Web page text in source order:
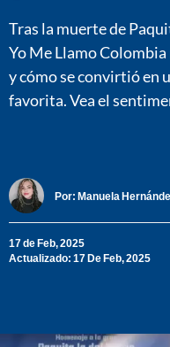
Tras la muerte de
Yo Me Llamo
y cómo se convirtió en
favorita. Vea el
Por: Manuela
17 de Feb, 2025
Actualizado: 17 De Feb, 2025